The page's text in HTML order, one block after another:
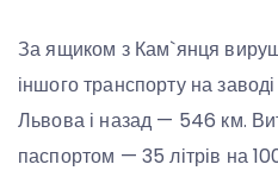
За ящиком з Кам`янця
іншого транспорту на
Львова і назад — 546 км.
паспортом — 35 літрів на